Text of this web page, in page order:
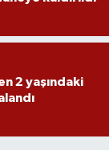
2 yaşındaki